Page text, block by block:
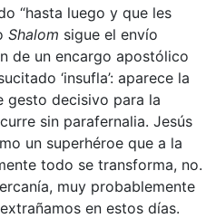
“hasta luego y que les
Shalom sigue el envío
de un encargo apostólico
‘insufla’: aparece la
gesto decisivo para la
sin parafernalia. Jesús
un superhéroe que a la
todo se transforma, no.
muy probablemente
en estos días.